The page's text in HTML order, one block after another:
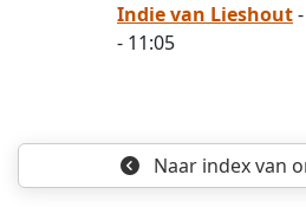
Indie van Lieshout
- 11:05
Naar indexvan